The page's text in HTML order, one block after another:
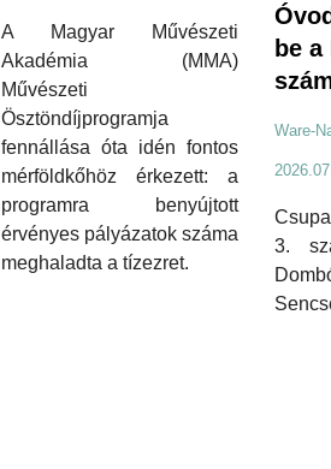
A Magyar Művészeti
Akadémia (MMA)
Művészeti
Ösztöndíjprogramja
fennállása óta idén fontos
mérföldkőhöz érkezett: a
programra benyújtott
érvényes pályázatok száma
meghaladta a tízezret.
be
Ware-
3.